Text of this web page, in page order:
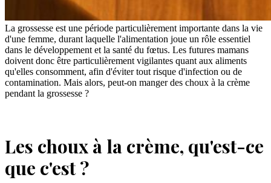
La grossesse est une période particulièrement importante dans la vie
d'une femme, durant laquelle l'alimentation joue un rôle essentiel
dans le développement et la santé du fœtus. Les futures mamans
doivent donc être particulièrement vigilantes quant aux aliments
qu'elles consomment, afin d'éviter tout risque d'infection ou de
contamination. Mais alors, peut-on manger des choux à la crème
pendant la grossesse ?
Les choux à la crème, qu'est-ce
que c'est ?